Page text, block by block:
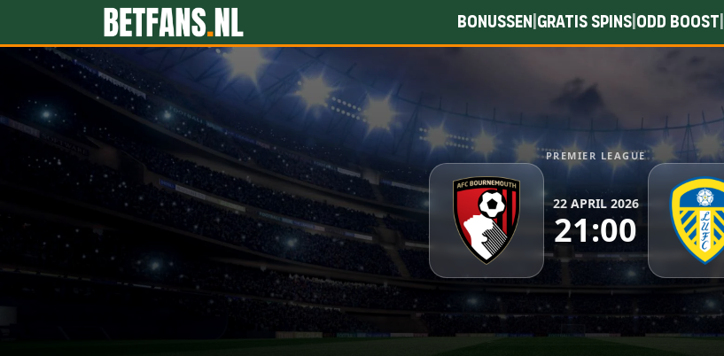
Bonussen Gratis spins Odd boost
PREMIER LEAGUE
22 APRIL 2026
21:00